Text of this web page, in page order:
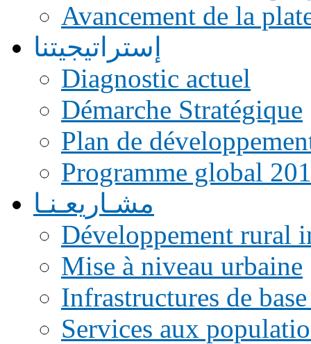
Avancement de la
إستراتيجيتنا
Diagnostic actuel
Démarche Stratégique
Plan de
Programme global
مشـاريعـنـا
Développement rural
Mise à niveau urbaine
Infrastructures de
Services aux